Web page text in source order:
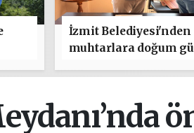
İzmit Belediyesi'nden
muhtarlara doğum